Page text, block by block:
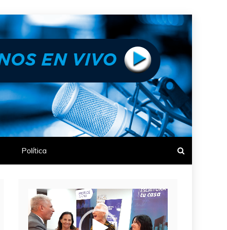
Política
Reproductor
de
video